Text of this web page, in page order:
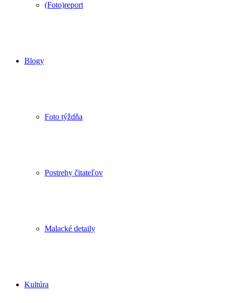
(Foto)report
Blogy
Foto týždňa
Postrehy čitateľov
Malacké detaily
Kultúra